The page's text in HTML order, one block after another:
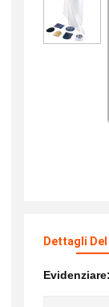
Dettagli
Evidenziare: